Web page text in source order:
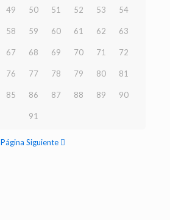
49 50 51 52 53 54
58 59 60 61 62 63
67 68 69 70 71 72
76 77 78 79 80 81
85 86 87 88 89 90
91
Página Siguiente